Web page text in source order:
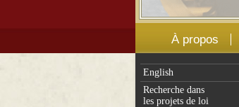
À propos
English
Recherche dans
les projets de loi